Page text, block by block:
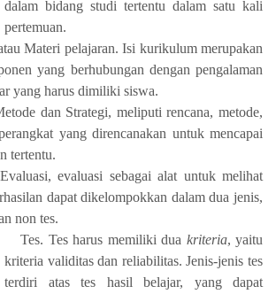
dalam bidang studi tertentu dalam satu kali
pertemuan.
Materi pelajaran. Isi kurikulum merupakan
yang berhubungan dengan pengalaman
yang harus dimiliki siswa.
dan Strategi, meliputi rencana, metode,
yang direncanakan untuk mencapai
tertentu.
Evaluasi, evaluasi sebagai alat untuk melihat
dapat dikelompokkan dalam dua jenis,
non tes.
Tes. Tes harus memiliki dua kriteria, yaitu
kriteria validitas dan reliabilitas. Jenis-jenis tes
terdiri atas tes hasil belajar, yang dapat